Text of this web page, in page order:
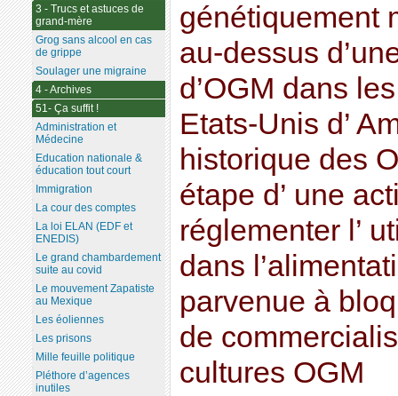
génétiquement
au-dessus
d’OGM dans
Etats-Unis d’
historique des
étape d’ une
réglementer l’
dans
parvenue à
de
cultures OGM
3 - Trucs et astuces de
grand-mère
Grog sans alcool en cas
de grippe
Soulager une migraine
4 - Archives
51- Ça suffit !
Administration et
Médecine
Education nationale &
éducation tout court
Immigration
La cour des comptes
La loi ELAN (EDF et
ENEDIS)
Le grand chambardement
suite au covid
Le mouvement Zapatiste
au Mexique
Les éoliennes
Les prisons
Mille feuille politique
Pléthore d’agences
inutiles